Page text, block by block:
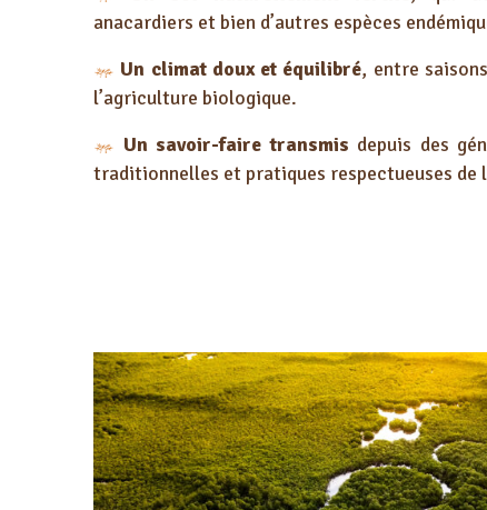
anacardiers et bien d’autres espèces
Un climat doux et équilibré, entre
l’agriculture biologique.
Un savoir-faire transmis depuis des
traditionnelles et pratiques respectueuses de